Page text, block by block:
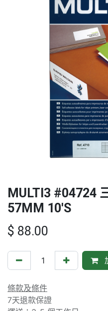
MULTI3 #04724
57MM 10'S
$ 88.00
條款及條件
7天退款保證